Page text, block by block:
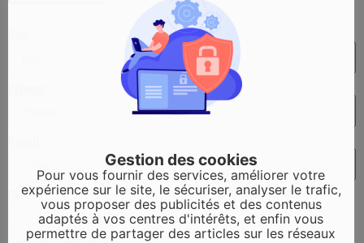
Gestion des cookies
Pour vous fournir des services, améliorer votre
expérience sur le site, le sécuriser, analyser le trafic,
vous proposer des publicités et des contenus
adaptés à vos centres d'intérêts, et enfin vous
permettre de partager des articles sur les réseaux